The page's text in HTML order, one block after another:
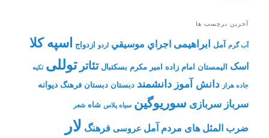
آخرین برچسب ها
آب گرم آمل ابراهیمی اجراي موسيقي اردو ازدواج اسپه کلا
اسک الیمستان امام زاده امیر مکرم بسکتبال تئاتر توللی تکیه
جاده هراز دانش آموز دانشمند دبستان دبستان فرهنگ دیوانه
سرباز سربازی سوریوگین سیاه پلاس شاه شعر
ضرب المثل های مردم آمل عروسی فرهنگ لار